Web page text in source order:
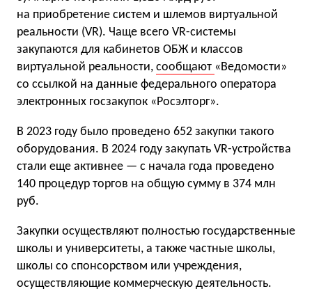
на приобретение систем и шлемов виртуальной
реальности (VR). Чаще всего VR-системы
закупаются для кабинетов ОБЖ и классов
виртуальной реальности, сообщают «Ведомости»
со ссылкой на данные федерального оператора
электронных госзакупок «Росэлторг».
В 2023 году было проведено 652 закупки такого
оборудования. В 2024 году закупать VR-устройства
стали еще активнее — с начала года проведено
140 процедур торгов на общую сумму в 374 млн
руб.
Закупки осуществляют полностью государственные
школы и университеты, а также частные школы,
школы со спонсорством или учреждения,
осуществляющие коммерческую деятельность.